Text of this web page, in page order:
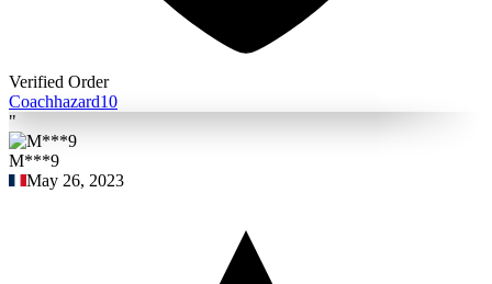
Verified Order
Coachhazard10
"
M***9
May 26, 2023